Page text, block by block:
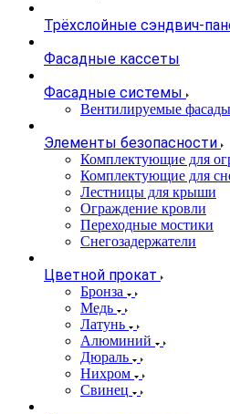
Трёхслойные сэндвич-
Фасадные кассеты
Фасадные системы
Вентилируемые фасады
Элементы безопасности
Комплектующие для
Комплектующие для
Лестницы для крыши
Ограждение кровли
Переходные мостики
Снегозадержатели
Цветной прокат
Бронза
Медь
Латунь
Алюминий
Дюраль
Нихром
Свинец